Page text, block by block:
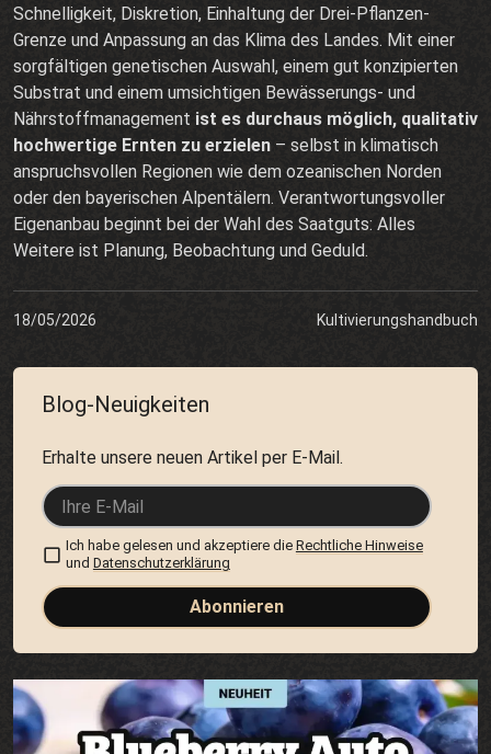
Schnelligkeit, Diskretion, Einhaltung der Drei-Pflanzen-
Grenze und Anpassung an das Klima des Landes. Mit einer
sorgfältigen genetischen Auswahl, einem gut konzipierten
Substrat und einem umsichtigen Bewässerungs- und
Nährstoffmanagement ist es durchaus möglich, qualitativ
hochwertige Ernten zu erzielen – selbst in klimatisch
anspruchsvollen Regionen wie dem ozeanischen Norden
oder den bayerischen Alpentälern. Verantwortungsvoller
Eigenanbau beginnt bei der Wahl des Saatguts: Alles
Weitere ist Planung, Beobachtung und Geduld.
18/05/2026 Kultivierungshandbuch
Blog-Neuigkeiten
Erhalte unsere neuen Artikel per E-Mail.
Ich habe gelesen und akzeptiere die Rechtliche Hinweise
und Datenschutzerklärung
Abonnieren